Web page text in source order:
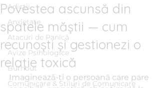
Adicții
Anxietate
Atacuri de Panică
Avize Psihologice
Burnout
Comunicare & Stiluri de Comunicare
Povestea ascunsă din
spatele măștii — cum
recunoști și gestionezi o
relație toxică
Imaginează-ți o persoană care pare